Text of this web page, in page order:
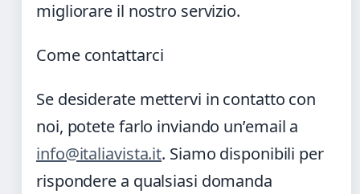
migliorare il nostro servizio.
Come contattarci
Se desiderate mettervi in contatto con
noi, potete farlo inviando un’email a
info@italiavista.it. Siamo disponibili per
rispondere a qualsiasi domanda